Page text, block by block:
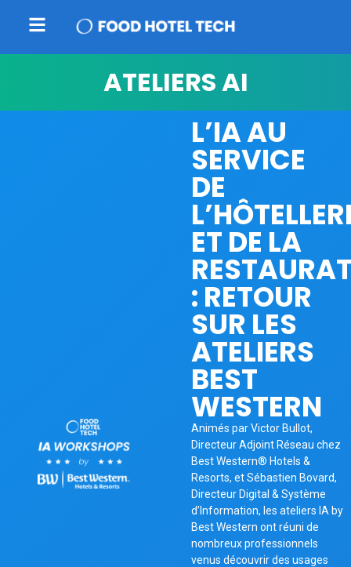
ATELIERS AI
L’IA AU
SERVICE
DE
ET DE LA
: RETOUR
SUR LES
ATELIERS
BEST
WESTERN
Animés par Victor Bullot,
Directeur Adjoint Réseau chez
Best Western®️ Hotels &
Resorts, et Sébastien Bovard,
Directeur Digital & Système
d’Information, les ateliers IA by
Best Western ont réuni de
nombreux professionnels
venus découvrir des usages